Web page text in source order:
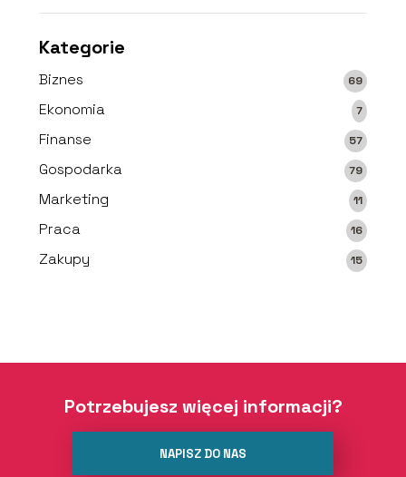
Kategorie
Biznes 69
Ekonomia 7
Finanse 57
Gospodarka 79
Marketing 11
Praca 16
Zakupy 15
Potrzebujesz więcej informacji?
NAPISZ DO NAS